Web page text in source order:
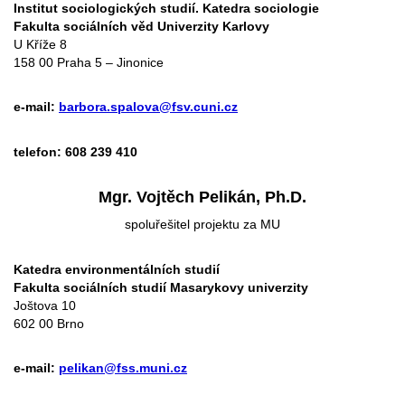
Institut sociologických studií. Katedra sociologie
Fakulta sociálních věd Univerzity Karlovy
U Kříže 8
158 00 Praha 5 – Jinonice
e-mail: barbora.spalova@fsv.cuni.cz
telefon: 608 239 410
Mgr. Vojtěch Pelikán, Ph.D.
spoluřešitel projektu za MU
Katedra environmentálních studií
Fakulta sociálních studií Masarykovy univerzity
Joštova 10
602 00 Brno
e-mail: pelikan@fss.muni.cz